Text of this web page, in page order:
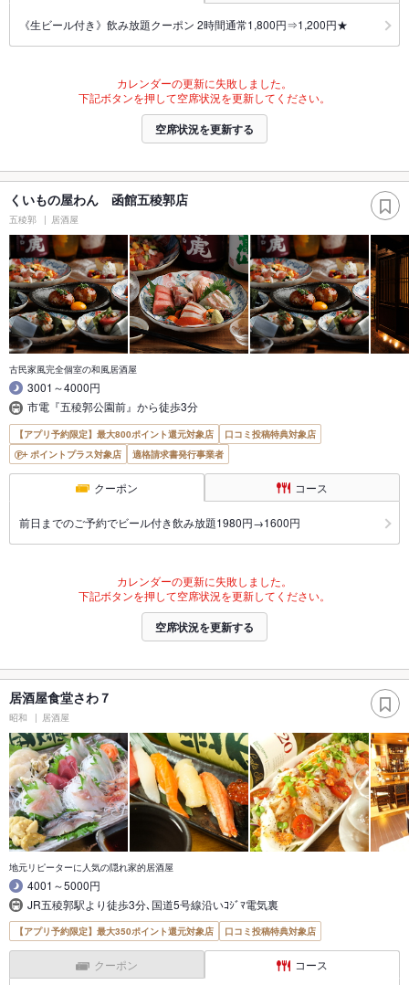
《生ビール付き》飲み放題クーポン 2時間通常1,800円⇒1,200円★
カレンダーの更新に失敗しました。
下記ボタンを押して空席状況を更新してください。
空席状況を更新する
くいもの屋わん 函館五稜郭店
五稜郭 居酒屋
古民家風完全個室の和風居酒屋
3001～4000円
市電『五稜郭公園前』から徒歩3分
【アプリ予約限定】最大800ポイント還元対象店
口コミ投稿特典対象店
ポイントプラス対象店
適格請求書発行事業者
クーポン コース
前日までのご予約でビール付き飲み放題1980円→1600円
カレンダーの更新に失敗しました。
下記ボタンを押して空席状況を更新してください。
空席状況を更新する
居酒屋食堂さわ７
昭和 居酒屋
地元リピーターに人気の隠れ家的居酒屋
4001～5000円
JR五稜郭駅より徒歩3分､国道5号線沿いｺｼﾞﾏ電気裏
【アプリ予約限定】最大350ポイント還元対象店 口コミ投稿特典対象店
クーポン コース